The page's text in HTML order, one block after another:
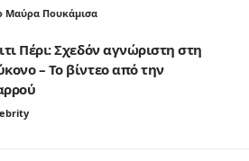
Μαύρα Πουκάμισα
Πέρι: Σχεδόν αγνώριστη στη
– Το βίντεο από την